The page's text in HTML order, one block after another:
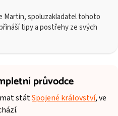
Martin, spoluzakladatel tohoto
tipy a postřehy ze svých
průvodce
státSpojené království, ve